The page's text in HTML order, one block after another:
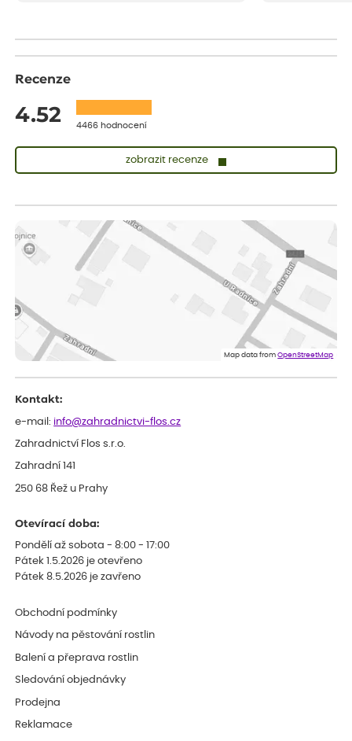
Recenze
4.52 4466 hodnocení
zobrazit recenze
Vše v pořádku, jsem spokojena.
ověřený nákup dnes
Rostlina mi přišla v dobrém stavu, jsem spokojená.
Zuzana
Spokojenost s dodáním kvalitních rostlin
Map data fromOpenStreetMap
Kontakt:
e-mail: info@zahradnictvi-flos.cz
Zahradnictví Flos s.r.o.
Zahradní 141
250 68 Řež u Prahy
Otevírací doba:
Pondělí až sobota - 8:00 - 17:00
Pátek 1.5.2026 je otevřeno
Pátek 8.5.2026 je zavřeno
Obchodní podmínky
Návody na pěstování rostlin
Balení a přeprava rostlin
Sledování objednávky
Prodejna
Reklamace